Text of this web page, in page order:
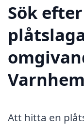
Sök
Varnhem
Att hitta en